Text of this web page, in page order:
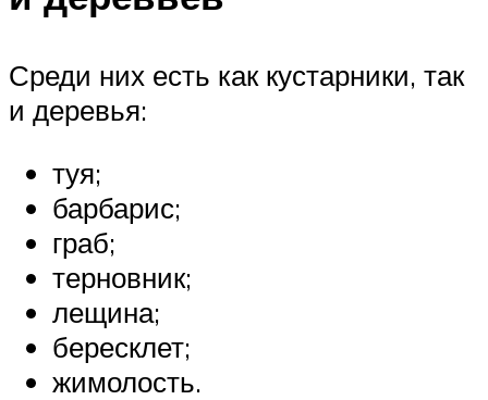
Среди них есть как кустарники, так
и деревья:
туя;
барбарис;
граб;
терновник;
лещина;
бересклет;
жимолость.